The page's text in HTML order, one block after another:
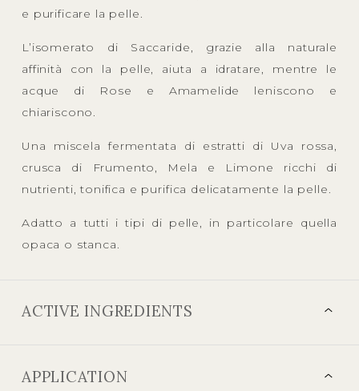
e purificare la pelle.
L’isomerato di Saccaride, grazie alla naturale
affinità con la pelle, aiuta a idratare, mentre le
acque di Rose e Amamelide leniscono e
chiariscono.
Una miscela fermentata di estratti di Uva rossa,
crusca di Frumento, Mela e Limone ricchi di
nutrienti, tonifica e purifica delicatamente la pelle.
Adatto a tutti i tipi di pelle, in particolare quella
opaca o stanca.
ACTIVE INGREDIENTS
APPLICATION